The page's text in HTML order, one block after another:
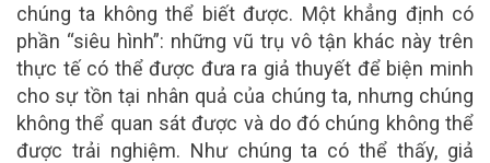
chúng ta không thể biết được. Một khẳng định có
phần “siêu hình”: những vũ trụ vô tận khác này trên
thực tế có thể được đưa ra giả thuyết để biện minh
cho sự tồn tại nhân quả của chúng ta, nhưng chúng
không thể quan sát được và do đó chúng không thể
được trải nghiệm. Như chúng ta có thể thấy, giả